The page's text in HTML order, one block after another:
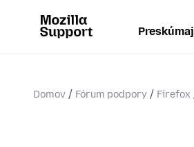
Domov Fórum podpory Firefox